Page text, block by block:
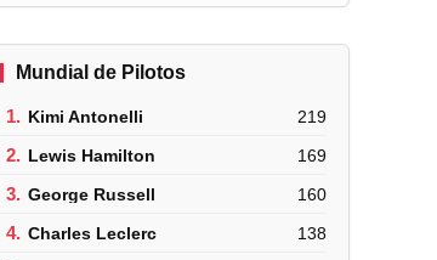
Mundial de Pilotos
1. Kimi Antonelli 219
2. Lewis Hamilton 169
3. George Russell 160
4. Charles Leclerc 138